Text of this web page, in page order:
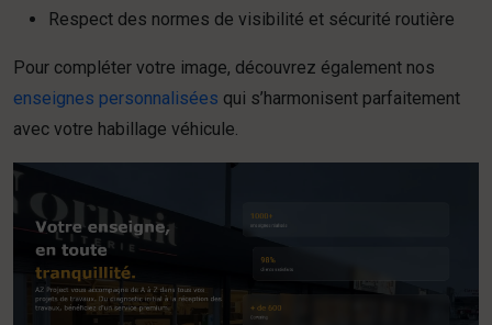
Respect des normes de visibilité et sécurité routière
Pour compléter votre image, découvrez également nos
enseignes personnalisées qui s’harmonisent parfaitement
avec votre habillage véhicule.